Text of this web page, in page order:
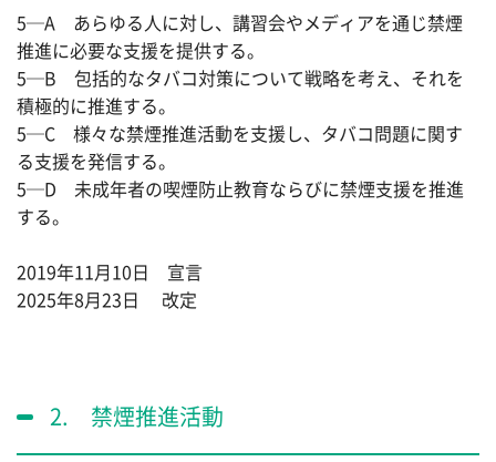
5─A あらゆる人に対し、講習会やメディアを通じ禁煙
推進に必要な支援を提供する。
5─B 包括的なタバコ対策について戦略を考え、それを
積極的に推進する。
5─C 様々な禁煙推進活動を支援し、タバコ問題に関す
る支援を発信する。
5─D 未成年者の喫煙防止教育ならびに禁煙支援を推進
する。
2019年11月10日 宣言
2025年8月23日 改定
2. 禁煙推進活動